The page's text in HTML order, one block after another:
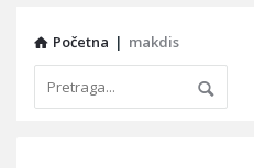
Početna | makdis